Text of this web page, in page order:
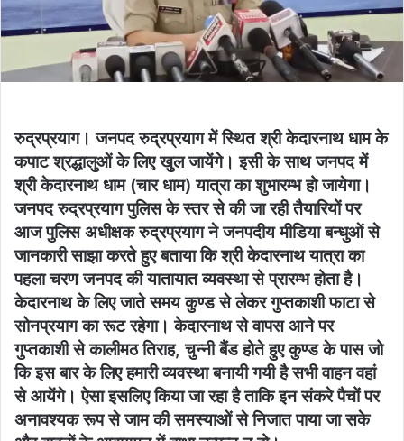
रुद्रप्रयाग। जनपद रुद्रप्रयाग में स्थित श्री केदारनाथ धाम के
कपाट श्रद्धालुओं के लिए खुल जायेंगे। इसी के साथ जनपद में
श्री केदारनाथ धाम (चार धाम) यात्रा का शुभारम्भ हो जायेगा।
जनपद रुद्रप्रयाग पुलिस के स्तर से की जा रही तैयारियों पर
आज पुलिस अधीक्षक रुद्रप्रयाग ने जनपदीय मीडिया बन्धुओं से
जानकारी साझा करते हुए बताया कि श्री केदारनाथ यात्रा का
पहला चरण जनपद की यातायात व्यवस्था से प्रारम्भ होता है।
केदारनाथ के लिए जाते समय कुण्ड से लेकर गुप्तकाशी फाटा से
सोनप्रयाग का रूट रहेगा। केदारनाथ से वापस आने पर
गुप्तकाशी से कालीमठ तिराह, चुन्नी बैंड होते हुए कुण्ड के पास जो
कि इस बार के लिए हमारी व्यवस्था बनायी गयी है सभी वाहन वहां
से आयेंगे। ऐसा इसलिए किया जा रहा है ताकि इन संकरे पैचों पर
अनावश्यक रूप से जाम की समस्याओं से निजात पाया जा सके